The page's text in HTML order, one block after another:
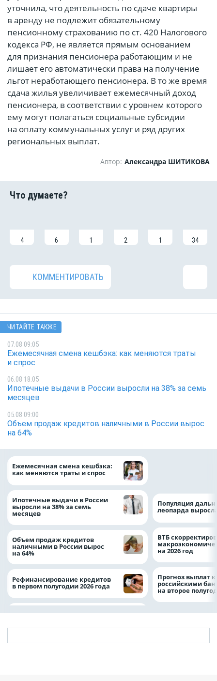
уточнила, что деятельность по сдаче квартиры
в аренду не подлежит обязательному
пенсионному страхованию по ст. 420 Налогового
кодекса РФ, не является прямым основанием
для признания пенсионера работающим и не
лишает его автоматически права на получение
льгот неработающего пенсионера. В то же время
сдача жилья увеличивает ежемесячный доход
пенсионера, в соответствии с уровнем которого
ему могут полагаться социальные субсидии
на оплату коммунальных услуг и ряд других
региональных выплат.
Автор: Александра ШИТИКОВА
4 6 1 2 1 34
КОММЕНТИРОВАТЬ
ЧИТАЙТЕ ТАКЖЕ
07.08 09:05
Ежемесячная смена кешбэка: как меняются траты
и спрос
06.08 18:05
Ипотечные выдачи в России выросли на 38% за семь
месяцев
05.08 09:00
Объем продаж кредитов наличными в России вырос
на 64%
Ежемесячная смена кешбэка:
как меняются траты и спрос
Ипотечные выдачи в России
выросли на 38% за семь
месяцев
Объем продаж кредитов
наличными в России вырос
на 64%
Рефинансирование кредитов
в первом полугодии 2026 года
Популяция
леопарда
ВТБ
на 2026 год
Прогноз выплат
российскими
на второе